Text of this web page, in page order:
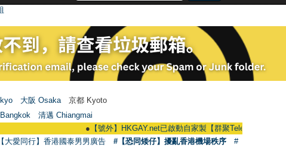
大阪 Osaka 京都 Kyoto
清邁 Chiangmai
【號外】HKGAY.net已啟動自家製【群聚Telegram群組】
大愛同行】香港國泰男男廣告 #【恐同矮仔】擾亂香港機場秩序
#